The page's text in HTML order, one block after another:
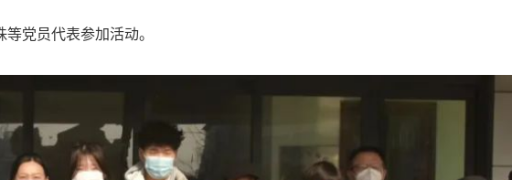
党员代表参加活动。